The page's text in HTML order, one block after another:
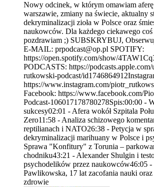
Nowy odcinek, w którym omawiam
warszawie, zmiany na świecie, aktualny
dekryminalizacji zioła w Polsce oraz
naukowców. Dla każdego ciekawego
pozdrawiam ;) SUBSKRYBUJ,
E-MAIL: prpodcast@op.pl SPOTIFY:
https://open.spotify.com/show/
PODCASTS: https://podcasts.apple.com/
rutkowski-podcast/
https://www.instagram.com/
Facebook: https://www.facebook.com/
Podcast-106017178780278Spis:00:00 -
sukcesy02:01 - Afera wokół Szpitala
Zero11:58 - Analiza schizowego
reptilianach i NATO26:38 - Petycja w
dekryminalizacji marihuany w Polsce i
Sprawa "Konfitury" z Torunia –
chodniku43:21 - Alexander Shulgin i
psychodelików przez naukowców46:05 -
Pawlikowska, 17 lat zacofania nauki oraz
zdrowie